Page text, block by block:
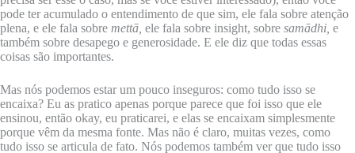
pode ter acumulado o entendimento de que sim, ele fala sobre atenção
plena, e ele fala sobre mettā, ele fala sobre insight, sobre samādhi, e
também sobre desapego e generosidade. E ele diz que todas essas
coisas são importantes.
Mas nós podemos estar um pouco inseguros: como tudo isso se
encaixa? Eu as pratico apenas porque parece que foi isso que ele
ensinou, então okay, eu praticarei, e elas se encaixam simplesmente
porque vêm da mesma fonte. Mas não é claro, muitas vezes, como
tudo isso se articula de fato. Nós podemos também ver que tudo isso